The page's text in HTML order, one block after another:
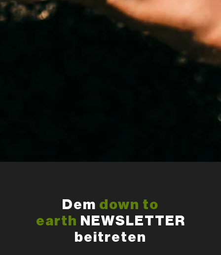
Dem down to
earth NEWSLETTER
beitreten